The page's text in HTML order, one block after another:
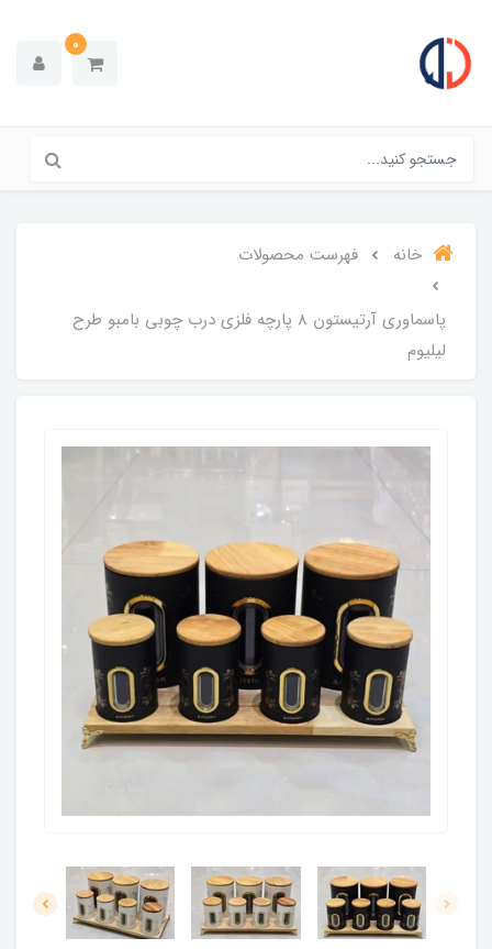
0
خانه فهرست محصولات
پاسماوری آرتیستون 8 پارچه فلزی درب چوبی بامبو طرح
لیلیوم